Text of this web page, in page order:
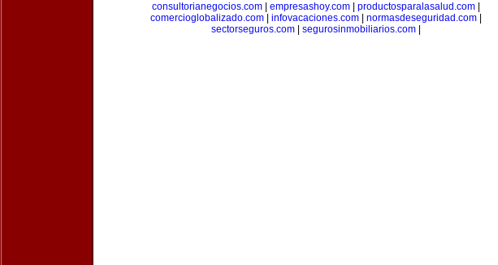
consultorianegocios.com
empresashoy.com productosparalasalud.com
comercioglobalizado.com
infovacaciones.com normasdeseguridad.com
sectorseguros.com
segurosinmobiliarios.com